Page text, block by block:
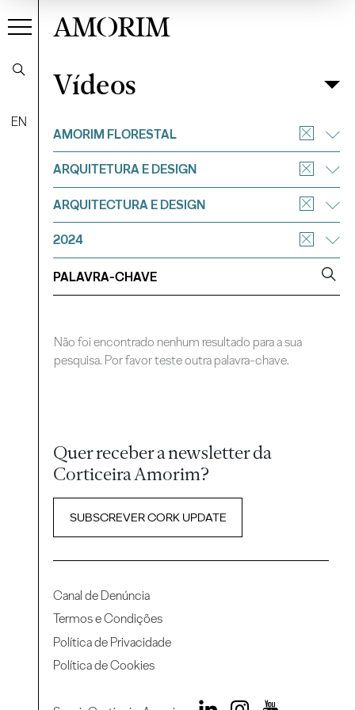
EN
AMORIM
VídeosFiltrar
Vídeos
AMORIM FLORESTAL
ARQUITETURA E DESIGN
ARQUITECTURA E DESIGN
2024
Não foi encontrado nenhum resultado para a sua
pesquisa. Por favor teste outra palavra-chave.
Quer receber a newsletter da
Corticeira Amorim?
SUBSCREVER CORK UPDATE
Canal de Denúncia
Termos e Condições
Política de Privacidade
Política de Cookies